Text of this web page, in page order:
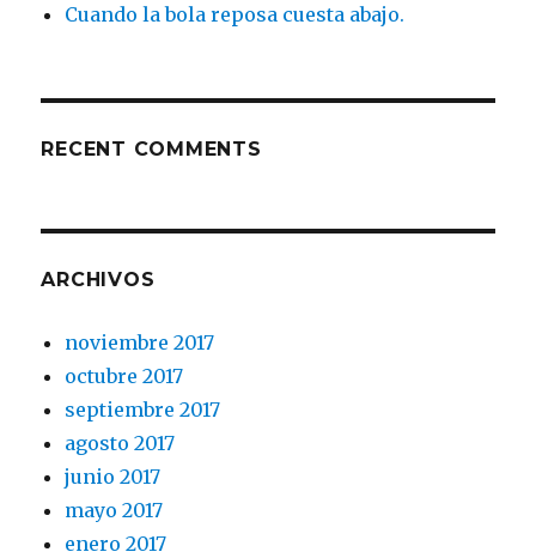
Cuando la bola reposa cuesta abajo.
RECENT COMMENTS
ARCHIVOS
noviembre 2017
octubre 2017
septiembre 2017
agosto 2017
junio 2017
mayo 2017
enero 2017